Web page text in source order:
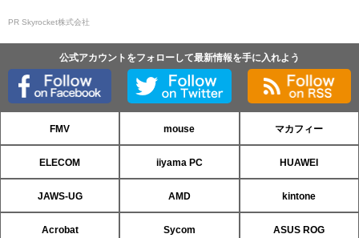
PR Skyrocket株式会社
公式アカウントをフォローして最新情報を手に入れよう
FMV mouse マカフィー
ELECOM iiyama PC HUAWEI
JAWS-UG AMD kintone
Acrobat Sycom ASUS ROG